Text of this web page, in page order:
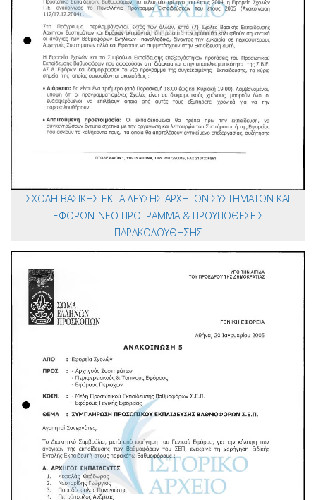
ΣΧΟΛΗ ΒΑΣΙΚΗΣ ΕΚΠΑΙΔΕΥΣΗΣ ΑΡΧΗΓΩΝ ΣΥΣΤΗΜΑΤΩΝ ΚΑΙ
ΕΦΟΡΩΝ-ΝΕΟ ΠΡΟΓΡΑΜΜΑ & ΠΡΟΥΠΟΘΕΣΕΙΣ
ΠΑΡΑΚΟΛΟΥΘΗΣΗΣ